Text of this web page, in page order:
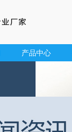
产品中心